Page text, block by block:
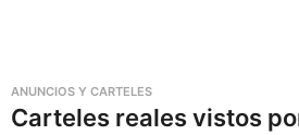
ANUNCIOS Y CARTELES
Carteles reales vistos